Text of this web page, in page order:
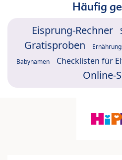
Häufig
Eisprung-Rechner
Gratisproben
Babynamen Checklisten für
Online-